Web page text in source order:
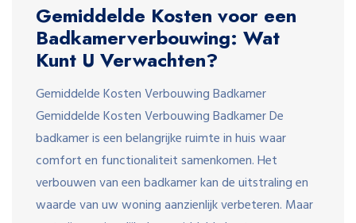
Gemiddelde Kosten voor een
Badkamerverbouwing: Wat
Kunt U Verwachten?
Gemiddelde Kosten Verbouwing Badkamer
Gemiddelde Kosten Verbouwing Badkamer De
badkamer is een belangrijke ruimte in huis waar
comfort en functionaliteit samenkomen. Het
verbouwen van een badkamer kan de uitstraling en
waarde van uw woning aanzienlijk verbeteren. Maar